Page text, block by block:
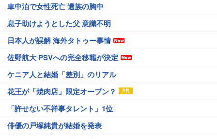
車中泊で女性死亡 遺族の胸中
息子助けようとした父 意識不明
日本人が誤解 海外タトゥー事情
佐野航大 PSVへの完全移籍が決定
ケニア人と結婚「差別」のリアル
花王が「焼肉店」限定オープン？
「許せない不祥事タレント」1位
俳優の戸塚純貴が結婚を発表